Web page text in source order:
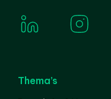
Thema’s